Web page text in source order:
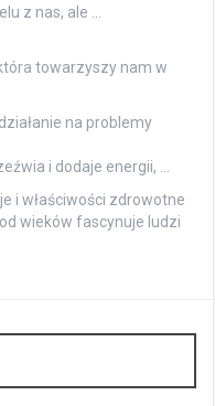
z nas, ale …
towarzyszy nam w
na problemy
i dodaje energii, …
i właściwości zdrowotne
wieków fascynuje ludzi